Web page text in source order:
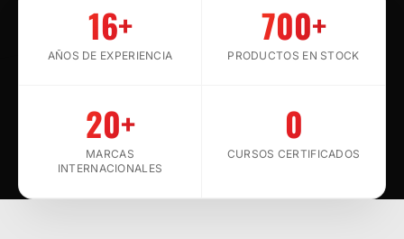
16+
AÑOS DE EXPERIENCIA
700+
PRODUCTOS EN STOCK
20+
MARCAS
INTERNACIONALES
0
CURSOS CERTIFICADOS